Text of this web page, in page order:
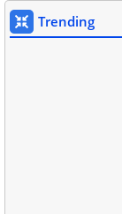
Trending